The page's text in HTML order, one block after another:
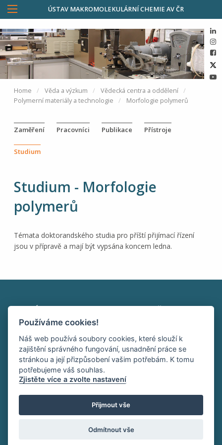
ÚSTAV MAKROMOLEKULÁRNÍ CHEMIE AV ČR
Home Věda a výzkum
Vědecká centra a oddělení
Polymerní materiály a technologie
Morfologie polymerů
Zaměření Pracovníci Publikace Přístroje
Studium
Studium - Morfologie
polymerů
Témata doktorandského studia pro příští přijímací řízení
jsou v přípravě a mají být vypsána koncem ledna.
Heyrovského nám. 2
tel:+420 296 809 111
office@imc.cas.cz
Sledujte nás:
Používáme cookies!
Náš web používá soubory cookies, které slouží k
zajištění správného fungování, usnadnění práce se
stránkou a její přizpůsobení vašim potřebám. K tomu
potřebujeme váš souhlas.
Zjistěte více a zvolte nastavení
Přijmout vše
Odmítnout vše